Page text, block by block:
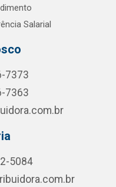
Salarial
7373
7363
5084